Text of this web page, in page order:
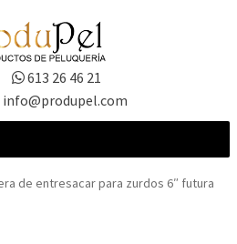
613 26 46 21
info@produpel.com
de entresacar para zurdos 6″ futura